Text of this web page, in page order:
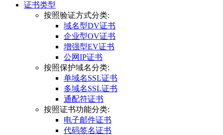
证书类型
按照验证方式分类:
域名型DV证书
企业型OV证书
增强型EV证书
公网IP证书
按照保护域名分类:
单域名SSL证书
多域名SSL证书
通配符证书
按照证书功能分类:
电子邮件证书
代码签名证书